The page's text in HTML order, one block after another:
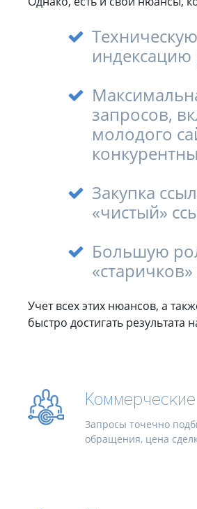
индексацию
запросов,
молодого
Закупка
«чистый»
Большую
Учет всех этих нюансов, а
быстро достигать результата
Запросы точечно
обращения, цена